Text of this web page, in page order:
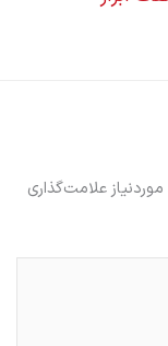
علامت‌گذاری